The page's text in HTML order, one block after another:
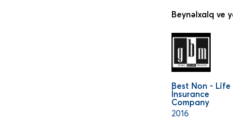
Beynəlxalq ve
Best Non - Life
İnsurance
Company
2016